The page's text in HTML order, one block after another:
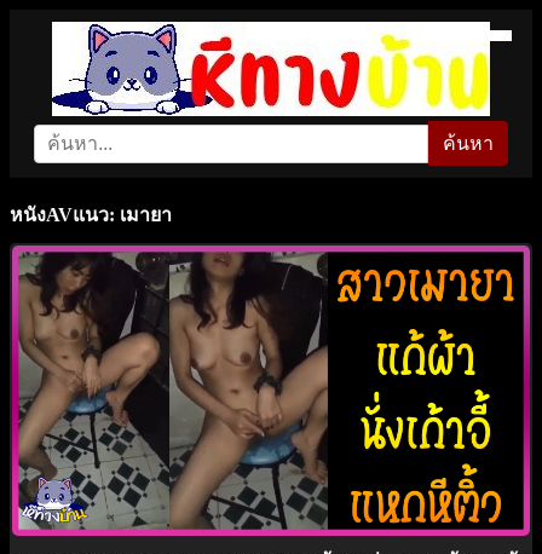
ค้นหา
หนังAVแนว: เมายา